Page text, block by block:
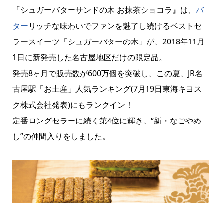
『シュガーバターサンドの木 お抹茶ショコラ』は、 バ
ターリッチな味わいでファンを魅了し続けるベストセ
ラースイーツ「シュガーバターの木」が、2018年11月
1日に新発売した名古屋地区だけの限定品。
発売8ヶ月で販売数が600万個を突破し、この夏、JR名
古屋駅「お土産」人気ランキング(7月19日東海キヨス
ク株式会社発表)にもランクイン！
定番ロングセラーに続く第4位に輝き、“新・なごやめ
し”の仲間入りをしました。